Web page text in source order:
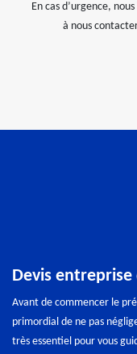
En cas d’urgence,
à nous
Devis entreprise
Avant de commencer le
primordial de ne pas
très essentiel pour vous